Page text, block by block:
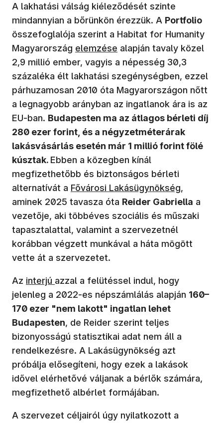
A lakhatási válság kiéleződését szinte
mindannyian a bőrünkön érezzük. A Portfolio
összefoglalója szerint a​ Habitat for Humanity
Magyarország elemzése alapján tavaly közel
2,9 millió ember, vagyis a népesség 30,3
százaléka élt lakhatási szegénységben, ezzel
párhuzamosan 2010 óta Magyarországon nőtt
a legnagyobb arányban az ingatlanok ára is az
EU-ban. Budapesten ma az átlagos bérleti díj
280 ezer forint, és a négyzetméterárak
lakásvásárlás esetén már 1 millió forint fölé
kúsztak. Ebben a közegben kínál
megfizethetőbb és biztonságos bérleti
alternatívát a Fővárosi Lakásügynökség,
aminek 2025 tavasza óta Reider Gabriella a
vezetője, aki többéves szociális és műszaki
tapasztalattal, valamint a szervezetnél
korábban végzett munkával a háta mögött
vette át a szervezetet.
Az interjú azzal a felütéssel indul, hogy
jelenleg a 2022-es népszámlálás alapján 160–
170 ezer "nem lakott" ingatlan lehet
Budapesten, de Reider szerint teljes
bizonyosságú statisztikai adat nem áll a
rendelkezésre. A Lakásügynökség azt
próbálja elősegíteni, hogy ezek a lakások
idővel elérhetővé váljanak a bérlők számára,
megfizethető albérlet formájában.
A szervezet céljairól úgy nyilatkozott a